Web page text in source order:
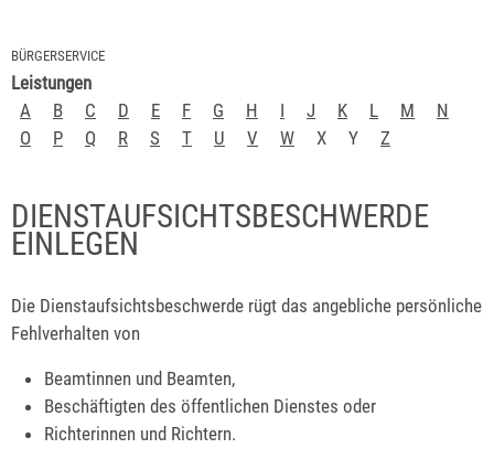
BÜRGERSERVICE
Leistungen
A
B C D E F G H I J K L M
N
O
P Q R S T U V W X Y Z
DIENSTAUFSICHTSBESCHWERDE
EINLEGEN
Die Dienstaufsichtsbeschwerde rügt das angebliche persönliche
Fehlverhalten von
Beamtinnen und Beamten,
Beschäftigten des öffentlichen Dienstes oder
Richterinnen und Richtern.